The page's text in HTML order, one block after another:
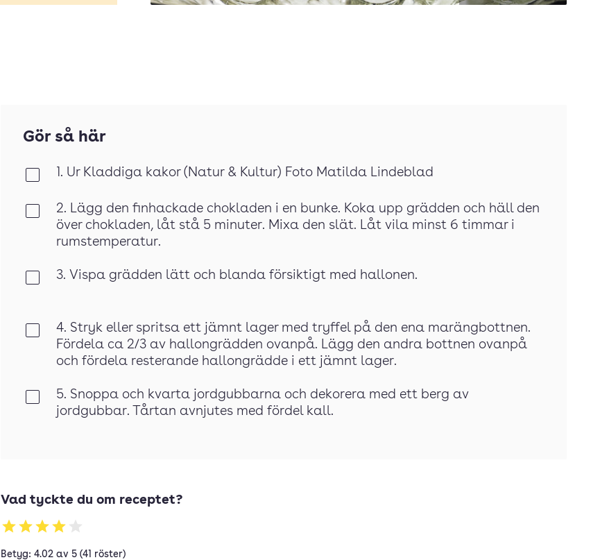
Gör så här
1. Ur Kladdiga kakor (Natur & Kultur) Foto Matilda Lindeblad
2. Lägg den finhackade chokladen i en bunke. Koka upp grädden och häll den
över chokladen, låt stå 5 minuter. Mixa den slät. Låt vila minst 6 timmar i
rumstemperatur.
3. Vispa grädden lätt och blanda försiktigt med hallonen.
4. Stryk eller spritsa ett jämnt lager med tryffel på den ena marängbottnen.
Fördela ca 2/3 av hallongrädden ovanpå. Lägg den andra bottnen ovanpå
och fördela resterande hallongrädde i ett jämnt lager.
5. Snoppa och kvarta jordgubbarna och dekorera med ett berg av
jordgubbar. Tårtan avnjutes med fördel kall.
Vad tyckte du om receptet?
Betyg: 4.02 av 5 (41 röster)